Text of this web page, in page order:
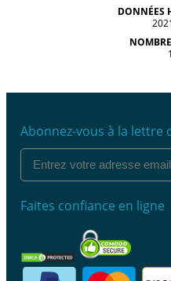
DONNÉES
Abonnez-vous à la lettre
Faites confiance en ligne